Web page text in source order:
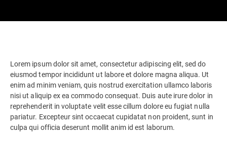
Lorem ipsum dolor sit amet, consectetur adipiscing elit, sed do
eiusmod tempor incididunt ut labore et dolore magna aliqua. Ut
enim ad minim veniam, quis nostrud exercitation ullamco laboris
nisi ut aliquip ex ea commodo consequat. Duis aute irure dolor in
reprehenderit in voluptate velit esse cillum dolore eu fugiat nulla
pariatur. Excepteur sint occaecat cupidatat non proident, sunt in
culpa qui officia deserunt mollit anim id est laborum.